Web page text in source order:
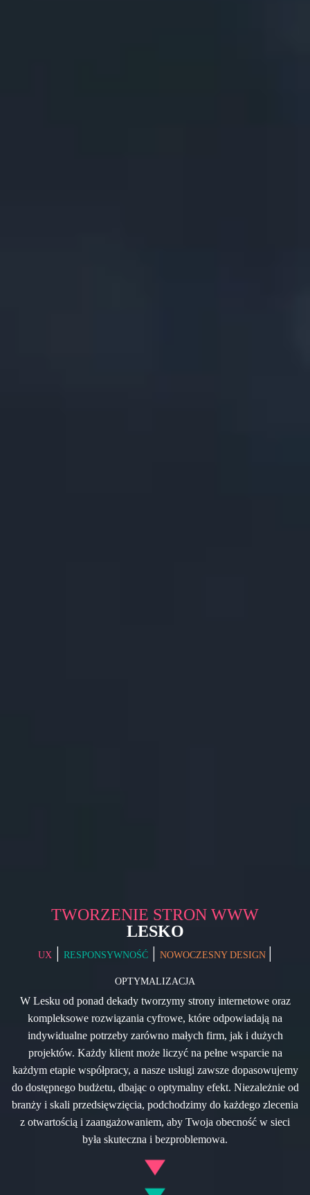
TWORZENIE STRON WWW
LESKO
UX | RESPONSYWNOŚĆ | NOWOCZESNY DESIGN |
OPTYMALIZACJA
W Lesku od ponad dekady tworzymy strony internetowe oraz
kompleksowe rozwiązania cyfrowe, które odpowiadają na
indywidualne potrzeby zarówno małych firm, jak i dużych
projektów. Każdy klient może liczyć na pełne wsparcie na
każdym etapie współpracy, a nasze usługi zawsze dopasowujemy
do dostępnego budżetu, dbając o optymalny efekt. Niezależnie od
branży i skali przedsięwzięcia, podchodzimy do każdego zlecenia
z otwartością i zaangażowaniem, aby Twoja obecność w sieci
była skuteczna i bezproblemowa.